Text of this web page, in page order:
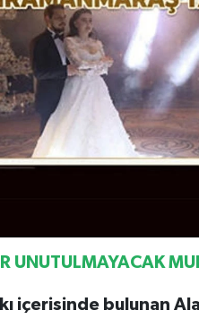
UNUTULMAYACAK
içerisinde bulunan